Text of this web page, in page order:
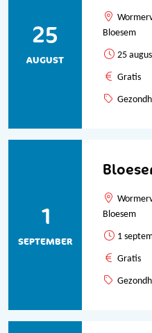
25
AUGUST
Bloesem
25
Gratis
1
SEPTEMBER
Bloesem
1
Gratis